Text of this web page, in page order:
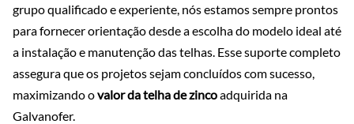
grupo qualificado e experiente, nós estamos sempre prontos
para fornecer orientação desde a escolha do modelo ideal até
a instalação e manutenção das telhas. Esse suporte completo
assegura que os projetos sejam concluídos com sucesso,
maximizando ovalor da telha de zincoadquirida na
Galvanofer.